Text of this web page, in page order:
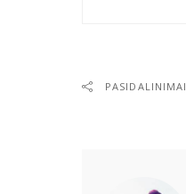
PASIDALINIMAI